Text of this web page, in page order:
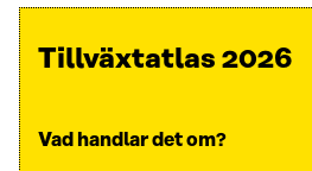
Tillväxtatlas 2026
Vad handlar det om?